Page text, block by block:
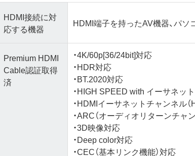
HDMI接続に対
応する機器
HDMI端子を持ったAV機器、パ
Premium HDMI
Cable認証取得
済
・4K/60p[36/24bit]対応
・HDR対応
・BT.2020対応
・HIGH SPEED with イーサネッ
・HDMIイーサネットチャンネル（
・ARC（オーディオリターンチャ
・3D映像対応
・Deep color対応
・CEC（基本リンク機能）対応